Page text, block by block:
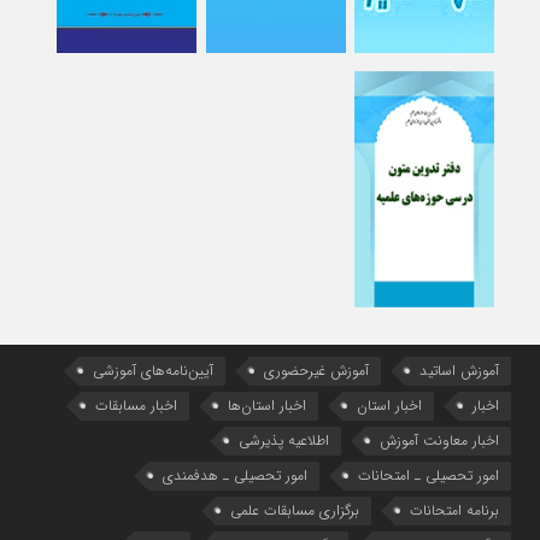
آموزش اساتید آموزش غیرحضوری
آیین‌نامه‌های آموزشی
اخبار
اخبار استان اخبار استان‌ها
اخبار مسابقات
اخبار معاونت آموزش
اطلاعیه پذیرشی
امور تحصیلی ـ امتحانات
امور تحصیلی ـ هدفمندی
برنامه امتحانات
برگزاری مسابقات علمی